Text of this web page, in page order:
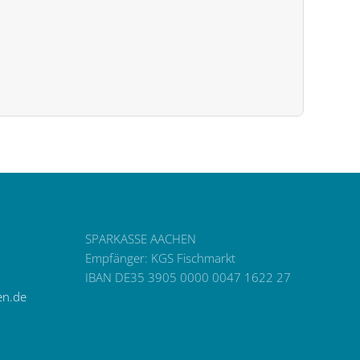
SPARKASSE AACHEN
Empfänger: KGS Fischmarkt
IBAN DE35 3905 0000 0047 1622 27